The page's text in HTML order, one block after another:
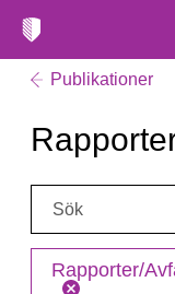
Publikationer
Sök:
Rapporter/